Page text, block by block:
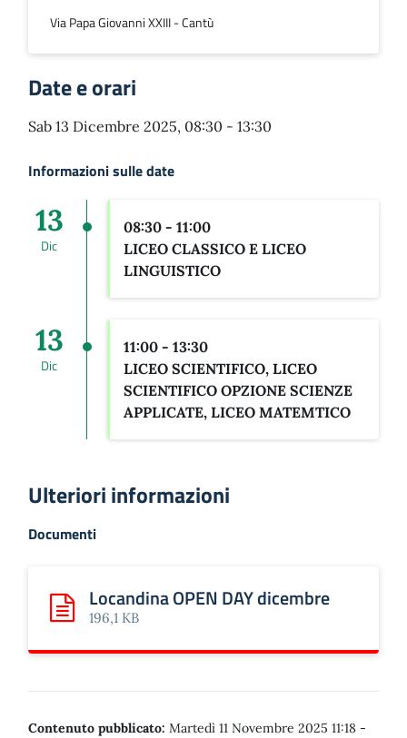
Via Papa Giovanni XXIII - Cantù
Date e orari
Sab 13 Dicembre 2025, 08:30 - 13:30
Informazioni sulle date
08:30 - 11:00
LICEO CLASSICO E LICEO
LINGUISTICO
13
Dic
11:00 - 13:30
LICEO SCIENTIFICO, LICEO
SCIENTIFICO OPZIONE SCIENZE
APPLICATE, LICEO MATEMTICO
13
Dic
Ulteriori informazioni
Documenti
Scarica: Locandina OPEN DAY dicembre
Locandina OPEN DAY dicembre
196,1 KB
Contenuto pubblicato: Martedì 11 Novembre 2025 11:18 -